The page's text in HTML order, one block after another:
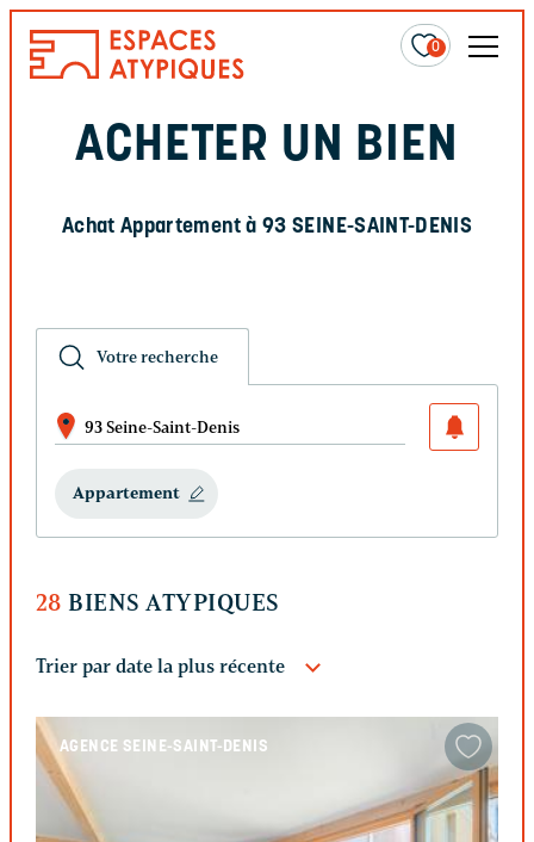
0
ACHETER UN BIEN
Achat Appartement à 93 SEINE-SAINT-DENIS
Votre recherche
93 Seine-Saint-Denis
Appartement
28 BIENS ATYPIQUES
AGENCE SEINE-SAINT-DENIS